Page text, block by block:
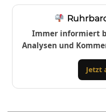
Immer informiert
Analysen und
Jetzt